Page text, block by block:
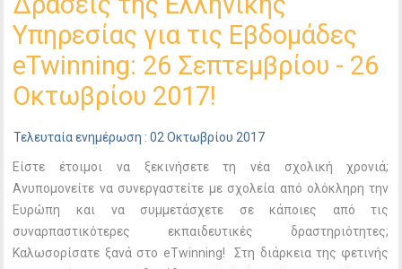
Υπηρεσίας για τις Εβδομάδες
eTwinning: 26 Σεπτεμβρίου - 26
Οκτωβρίου 2017!
Τελευταία ενημέρωση : 02 Οκτωβρίου 2017
Είστε έτοιμοι να ξεκινήσετε τη νέα σχολική χρονιά;
Ανυπομονείτε να συνεργαστείτε με σχολεία από ολόκληρη την
Ευρώπη και να συμμετάσχετε σε κάποιες από τις
συναρπαστικότερες εκπαιδευτικές δραστηριότητες;
Καλωσορίσατε ξανά στο eTwinning! Στη διάρκεια της φετινής